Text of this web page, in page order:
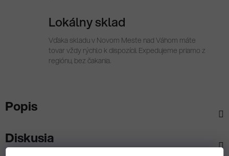
Lokálny sklad
Vďaka skladu v Novom Meste nad Váhom máte
tovar vždy rýchlo k dispozícii. Expedujeme priamo z
regiónu, bez čakania.
Popis
Diskusia